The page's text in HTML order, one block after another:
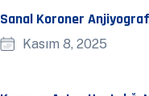
Sanal Koroner
Kasım 8, 2025